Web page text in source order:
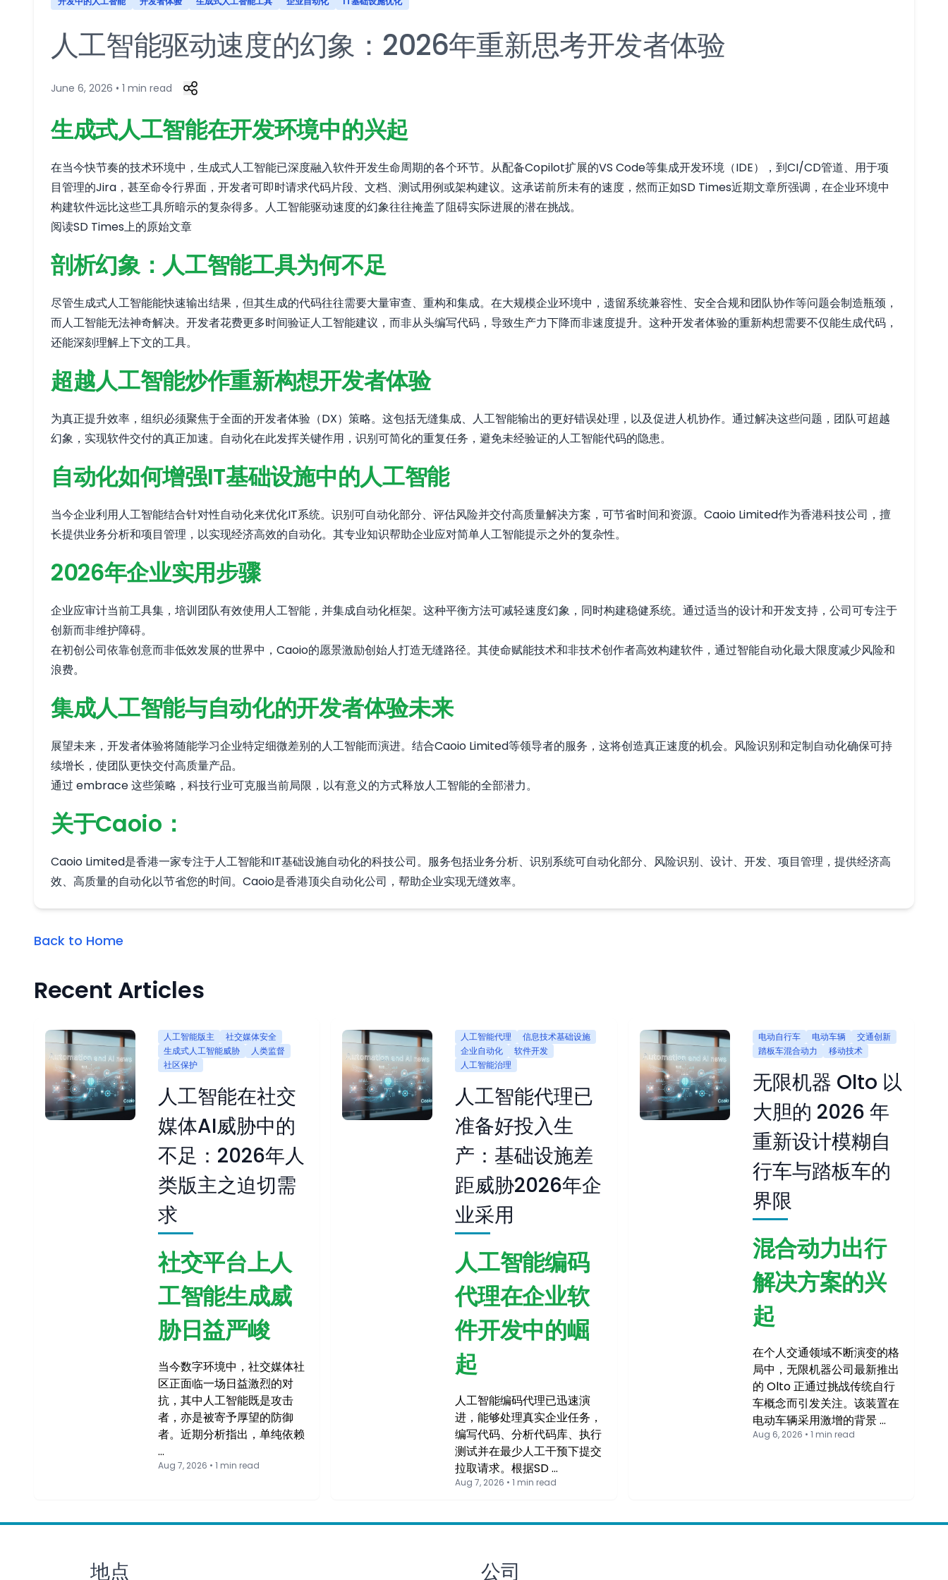
人工智能驱动速度的幻象：2026年重新思考开发者体验
June 6, 2026 • 1 min read
生成式人工智能在开发环境中的兴起
在当今快节奏的技术环境中，生成式人工智能已深度融入软件开发生命周期的各个环节。从配备Copilot扩展的VS Code等集成开发环境（IDE），到CI/CD管道、用于项
目管理的Jira，甚至命令行界面，开发者可即时请求代码片段、文档、测试用例或架构建议。这承诺前所未有的速度，然而正如SD Times近期文章所强调，在企业环境中
构建软件远比这些工具所暗示的复杂得多。人工智能驱动速度的幻象往往掩盖了阻碍实际进展的潜在挑战。
阅读SD Times上的原始文章
剖析幻象：人工智能工具为何不足
尽管生成式人工智能能快速输出结果，但其生成的代码往往需要大量审查、重构和集成。在大规模企业环境中，遗留系统兼容性、安全合规和团队协作等问题会制造瓶颈，
而人工智能无法神奇解决。开发者花费更多时间验证人工智能建议，而非从头编写代码，导致生产力下降而非速度提升。这种开发者体验的重新构想需要不仅能生成代码，
还能深刻理解上下文的工具。
超越人工智能炒作重新构想开发者体验
为真正提升效率，组织必须聚焦于全面的开发者体验（DX）策略。这包括无缝集成、人工智能输出的更好错误处理，以及促进人机协作。通过解决这些问题，团队可超越
幻象，实现软件交付的真正加速。自动化在此发挥关键作用，识别可简化的重复任务，避免未经验证的人工智能代码的隐患。
自动化如何增强IT基础设施中的人工智能
当今企业利用人工智能结合针对性自动化来优化IT系统。识别可自动化部分、评估风险并交付高质量解决方案，可节省时间和资源。Caoio Limited作为香港科技公司，擅
长提供业务分析和项目管理，以实现经济高效的自动化。其专业知识帮助企业应对简单人工智能提示之外的复杂性。
2026年企业实用步骤
企业应审计当前工具集，培训团队有效使用人工智能，并集成自动化框架。这种平衡方法可减轻速度幻象，同时构建稳健系统。通过适当的设计和开发支持，公司可专注于
创新而非维护障碍。
在初创公司依靠创意而非低效发展的世界中，Caoio的愿景激励创始人打造无缝路径。其使命赋能技术和非技术创作者高效构建软件，通过智能自动化最大限度减少风险和
浪费。
集成人工智能与自动化的开发者体验未来
展望未来，开发者体验将随能学习企业特定细微差别的人工智能而演进。结合Caoio Limited等领导者的服务，这将创造真正速度的机会。风险识别和定制自动化确保可持
续增长，使团队更快交付高质量产品。
通过 embrace 这些策略，科技行业可克服当前局限，以有意义的方式释放人工智能的全部潜力。
关于Caoio：
Caoio Limited是香港一家专注于人工智能和IT基础设施自动化的科技公司。服务包括业务分析、识别系统可自动化部分、风险识别、设计、开发、项目管理，提供经济高
效、高质量的自动化以节省您的时间。Caoio是香港顶尖自动化公司，帮助企业实现无缝效率。
Back to Home
Recent Articles
人工智能版主
社交媒体安全
生成式人工智能威胁
人类监督
社区保护
人工智能在社交
媒体AI威胁中的
不足：2026年人
类版主之迫切需
求
社交平台上人
工智能生成威
胁日益严峻
当今数字环境中，社交媒体社
区正面临一场日益激烈的对
抗，其中人工智能既是攻击
者，亦是被寄予厚望的防御
者。近期分析指出，单纯依赖
…
Aug 7, 2026 • 1 min read
人工智能代理
信息技术基础设施
企业自动化
软件开发
人工智能治理
人工智能代理已
准备好投入生
产：基础设施差
距威胁2026年企
业采用
人工智能编码
代理在企业软
件开发中的崛
起
人工智能编码代理已迅速演
进，能够处理真实企业任务，
编写代码、分析代码库、执行
测试并在最少人工干预下提交
拉取请求。根据SD …
Aug 7, 2026 • 1 min read
电动自行车 电动车辆
交通创新
踏板车混合动力
移动技术
无限机器 Olto 以
大胆的 2026 年
重新设计模糊自
行车与踏板车的
界限
混合动力出行
解决方案的兴
起
在个人交通领域不断演变的格
局中，无限机器公司最新推出
的 Olto 正通过挑战传统自行
车概念而引发关注。该装置在
电动车辆采用激增的背景 …
Aug 6, 2026 • 1 min read
地点 公司